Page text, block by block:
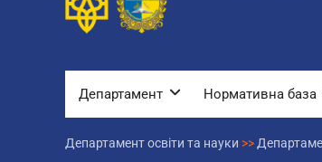
відповідальних за національно-
патріотичне виховання
Департамент Нормативна база
Департамент освіти та науки >>